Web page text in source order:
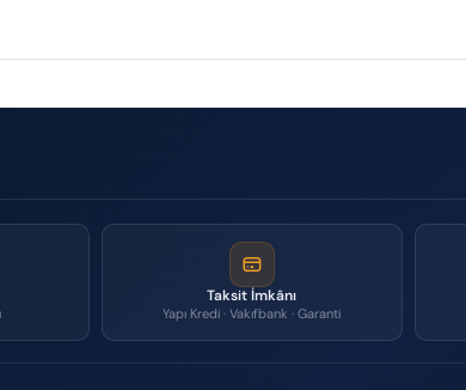
Taksit İmkânı
Yapı Kredi · Vakıfbank · Garanti